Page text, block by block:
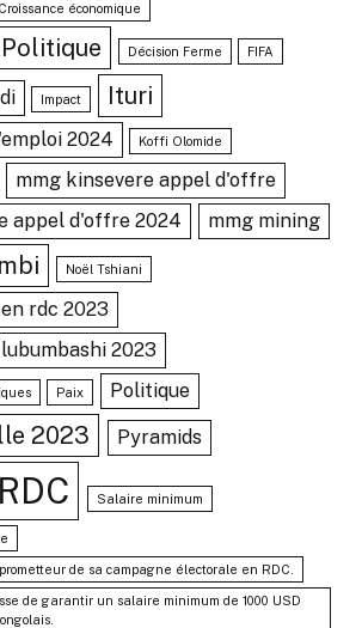
Croissance économique
Décision Ferme FIFA
Impact Ituri
2024 Koffi Olomide
mmg kinsevere appel d'offre
appel d'offre 2024
mmg mining
Noël Tshiani
rdc 2023
2023
Paix Politique
2023 Pyramids
RDC Salaire minimum
de sa campagne électorale en RDC.
de garantir un salaire minimum de 1000 USD